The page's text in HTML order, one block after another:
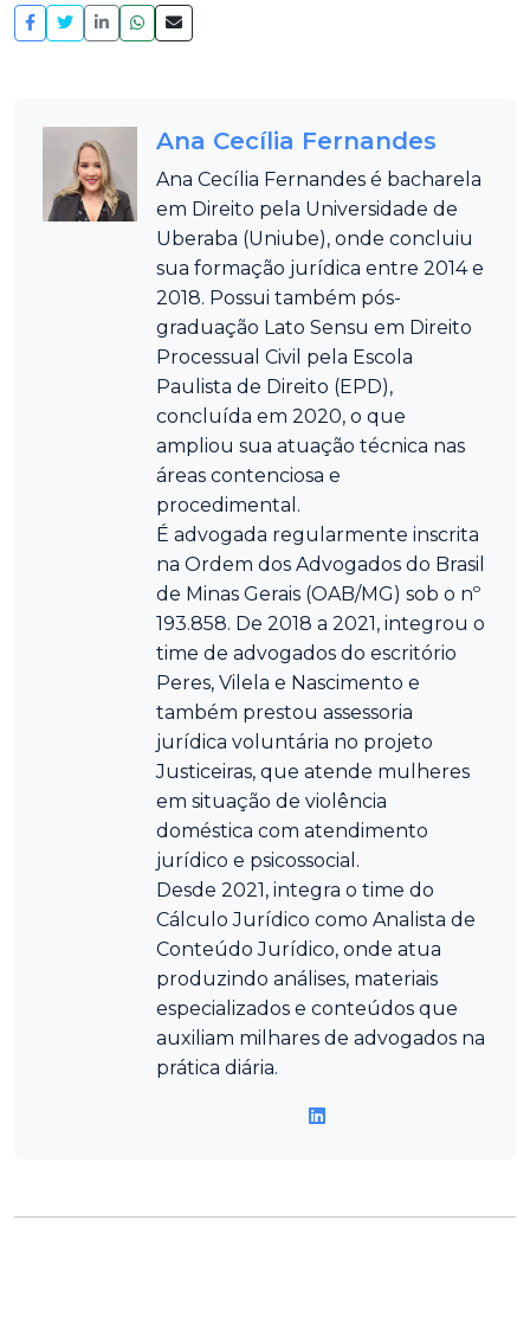
Ana Cecília Fernandes
Ana Cecília Fernandes é bacharela
em Direito pela Universidade de
Uberaba (Uniube), onde concluiu
sua formação jurídica entre 2014 e
2018. Possui também pós-
graduação Lato Sensu em Direito
Processual Civil pela Escola
Paulista de Direito (EPD),
concluída em 2020, o que
ampliou sua atuação técnica nas
áreas contenciosa e
procedimental.
É advogada regularmente inscrita
na Ordem dos Advogados do Brasil
de Minas Gerais (OAB/MG) sob o nº
193.858. De 2018 a 2021, integrou o
time de advogados do escritório
Peres, Vilela e Nascimento e
também prestou assessoria
jurídica voluntária no projeto
Justiceiras, que atende mulheres
em situação de violência
doméstica com atendimento
jurídico e psicossocial.
Desde 2021, integra o time do
Cálculo Jurídico como Analista de
Conteúdo Jurídico, onde atua
produzindo análises, materiais
especializados e conteúdos que
auxiliam milhares de advogados na
prática diária.